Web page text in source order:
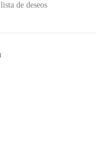
de deseos